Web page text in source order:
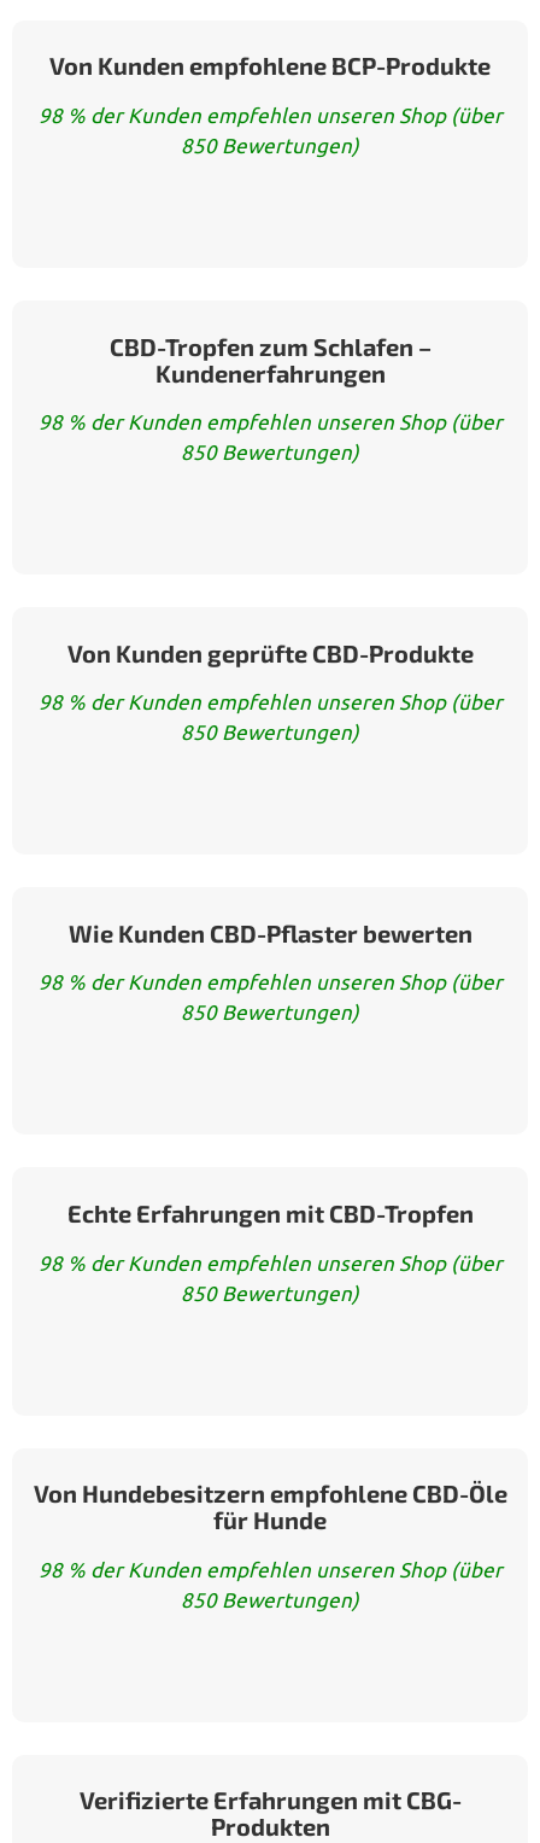
Von Kunden empfohlene BCP-Produkte
98 % der Kunden empfehlen unseren Shop (über
850 Bewertungen)
CBD-Tropfen zum Schlafen –
Kundenerfahrungen
98 % der Kunden empfehlen unseren Shop (über
850 Bewertungen)
Von Kunden geprüfte CBD-Produkte
98 % der Kunden empfehlen unseren Shop (über
850 Bewertungen)
Wie Kunden CBD-Pflaster bewerten
98 % der Kunden empfehlen unseren Shop (über
850 Bewertungen)
Echte Erfahrungen mit CBD-Tropfen
98 % der Kunden empfehlen unseren Shop (über
850 Bewertungen)
Von Hundebesitzern empfohlene CBD-Öle
für Hunde
98 % der Kunden empfehlen unseren Shop (über
850 Bewertungen)
Verifizierte Erfahrungen mit CBG-
Produkten